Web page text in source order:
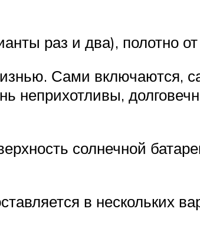
раз и два), полотно
Сами включаются,
неприхотливы,
солнечной
в нескольких